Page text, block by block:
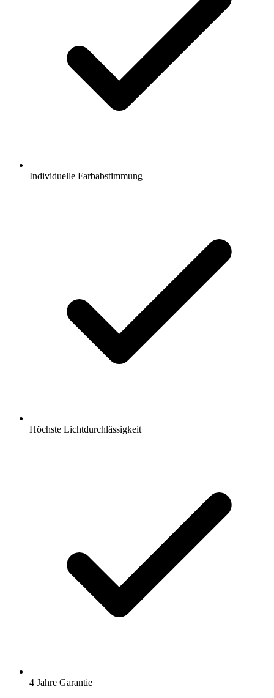
Individuelle Farbabstimmung
Höchste Lichtdurchlässigkeit
4 Jahre Garantie